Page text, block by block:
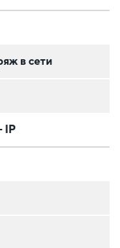
в сети
IP